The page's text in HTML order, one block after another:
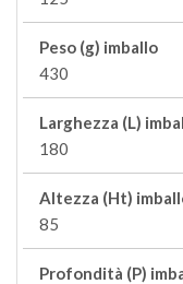
Peso (g) imballo
430
Larghezza (L)
180
Altezza (Ht)
85
Profondità (P)